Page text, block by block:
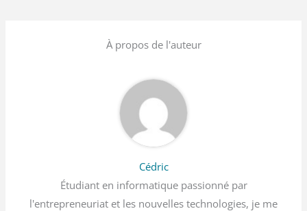
À propos de l'auteur
Cédric
Étudiant en informatique passionné par
l'entrepreneuriat et les nouvelles technologies, je me